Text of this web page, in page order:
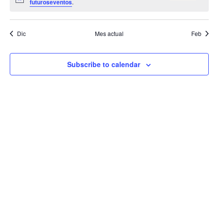
futuroseventos.
Dic Mes actual Feb
Subscribe to calendar